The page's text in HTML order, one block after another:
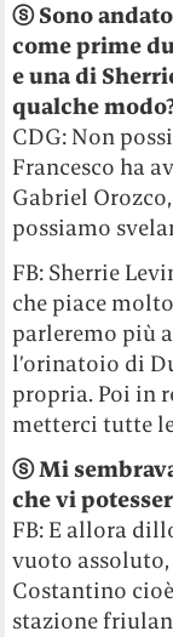
ⓢSono
come prime
e una di
qualche
CDG: Non
Francesco ha
Gabriel
possiamo
FB: Sherrie
che piace
parleremo più
l’orinatoio di
propria. Poi in
metterci tutte
ⓢMi
che vi
FB: E allora
vuoto assoluto,
Costantino
stazione